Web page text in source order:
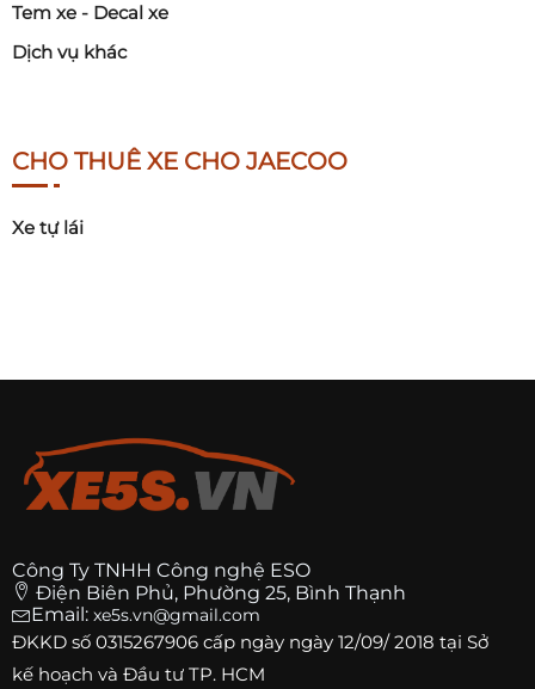
Tem xe - Decal xe
Dịch vụ khác
CHO THUÊ XE CHO JAECOO
Xe tự lái
Công Ty TNHH Công nghệ ESO
Điện Biên Phủ, Phường 25, Bình Thạnh
Email: xe5s.vn@gmail.com
ĐKKD số 0315267906 cấp ngày ngày 12/09/ 2018 tại Sở
kế hoạch và Đầu tư TP. HCM